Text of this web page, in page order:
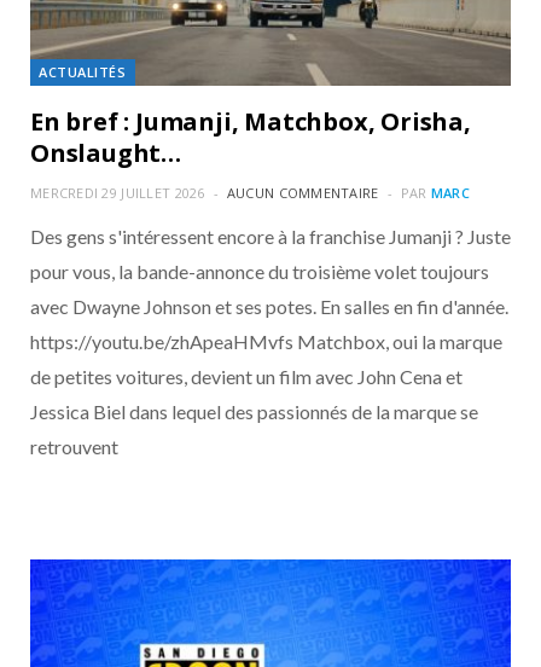
ACTUALITÉS
En bref : Jumanji, Matchbox, Orisha,
Onslaught…
MERCREDI 29 JUILLET 2026 AUCUN COMMENTAIRE PAR MARC
Des gens s'intéressent encore à la franchise Jumanji ? Juste
pour vous, la bande-annonce du troisième volet toujours
avec Dwayne Johnson et ses potes. En salles en fin d'année.
https://youtu.be/zhApeaHMvfs Matchbox, oui la marque
de petites voitures, devient un film avec John Cena et
Jessica Biel dans lequel des passionnés de la marque se
retrouvent